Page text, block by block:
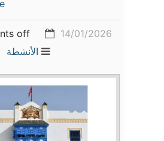
14/01/2026
off
الأنشطة